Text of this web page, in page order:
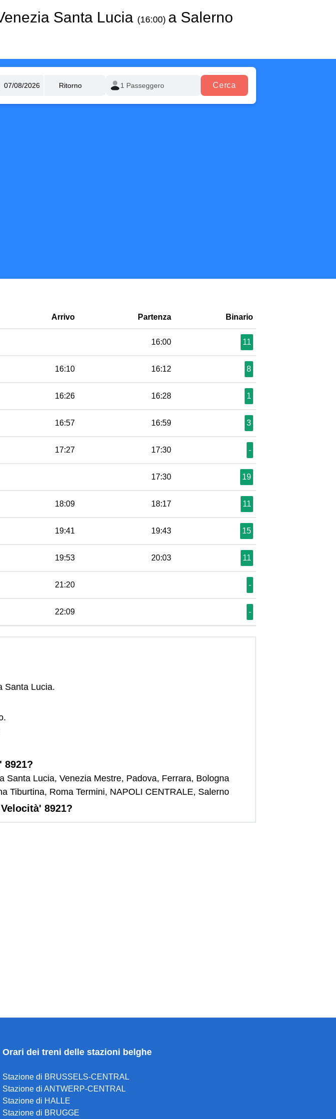
Santa Lucia (16:00) a Salerno
Cerca
Arrivo Partenza Binario
16:00 11
16:10 16:12 8
16:26 16:28 1
16:57 16:59 3
17:27 17:30 -
17:30 19
18:09 18:17 11
19:41 19:43 15
19:53 20:03 11
21:20 -
22:09 -
Santa Lucia.
8921?
Santa Lucia, Venezia Mestre, Padova, Ferrara, Bologna
Tiburtina, Roma Termini, NAPOLI CENTRALE, Salerno
8921?
Orari dei treni delle stazioni belghe
Stazione di BRUSSELS-CENTRAL
Stazione di ANTWERP-CENTRAL
Stazione di HALLE
Stazione di BRUGGE